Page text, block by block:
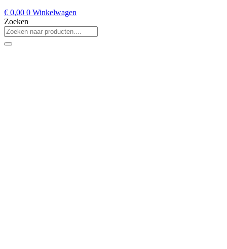
€ 0,00 0 Winkelwagen
Zoeken